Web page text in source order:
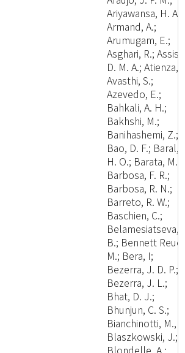
Ariyawansa, H. A.;
Armand, A.;
Arumugam, E.;
Asghari, R.; Assis,
D. M. A.; Atienza,
Avasthi, S.;
Azevedo, E.;
Bahkali, A. H.;
Bakhshi, M.;
Banihashemi, Z.;
Bao, D. F.; Baral,
H. O.; Barata, M.;
Barbosa, F. R.;
Barbosa, R. N.;
Barreto, R. W.;
Baschien, C.;
Belamesiatseva,
B.; Bennett
M.; Bera, I;
Bezerra, J. D. P.;
Bezerra, J. L.;
Bhat, D. J.;
Bhunjun, C. S.;
Bianchinotti, M.,
Blaszkowski, J.;
Blondelle, A.;